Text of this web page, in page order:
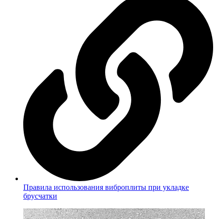
Правила использования виброплиты при укладке
брусчатки